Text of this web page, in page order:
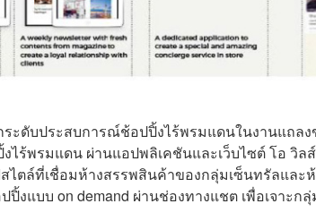
ะดับประสบการณ์ช้อปปิ้งไร้พรมแดนในงานแถลง
ไร้พรมแดน ผ่านแอปพลิเคชันและเว็บไซต์ โอ วิล
ไตล์ที่เชื่อมห้างสรรพสินค้าของกลุ่มเซ็นทรัลและ
ปิ้งแบบ on demand ผ่านช่องทางแชต เพื่อเจาะก